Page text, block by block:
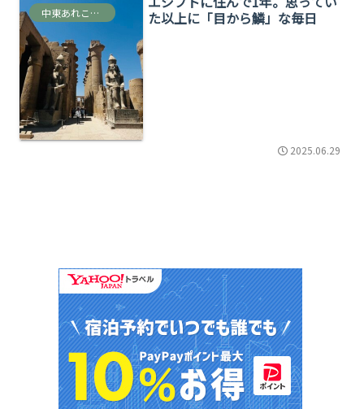
中東あれこれ雑多な情報
た以上に「目から鱗」な毎日
2025.06.29